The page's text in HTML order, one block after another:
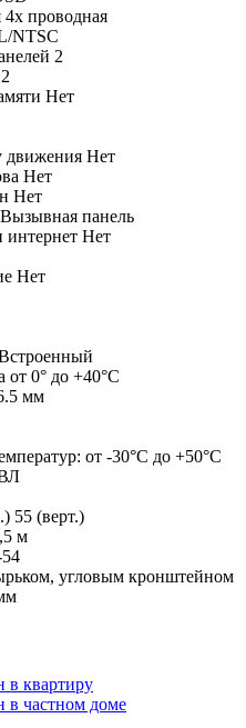
проводная
NTSC
2
Нет
движения Нет
Нет
Нет
панель
интернет Нет
Нет
от 0° до +40°С
мм
от -30°C до +50°C
55 (верт.)
м
угловым кронштейном
в квартиру
в частном доме